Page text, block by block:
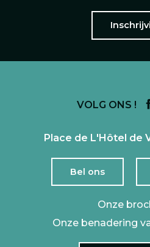
VOLG ONS !
Place de L'Hôtel de
Bel ons
Onze
Onze benadering